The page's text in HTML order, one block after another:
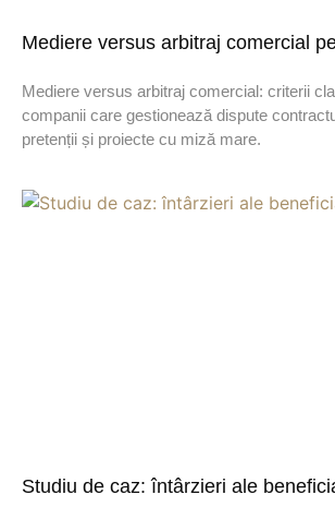
Mediere versus arbitraj comercial
Mediere versus arbitraj comercial: criterii
companii care gestionează dispute
pretenții și proiecte cu miză mare.
Studiu de caz: întârzieri ale